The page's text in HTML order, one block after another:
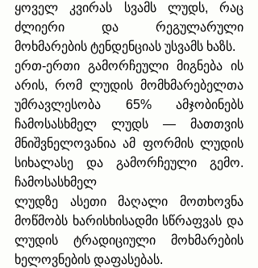
ყოველ კვირას სვამს ლუდს, რაც
ძლიერი და რეგულარული
მოხმარების ტენდენციას უსვამს ხაზს.
ერთ-ერთი გამორჩეული მიგნება ის
არის, რომ ლუდის მომხმარებელთა
უმრავლესობა 65% ამჯობინებს
ჩამოსასხმელ ლუდს — მათთვის
მნიშვნელოვანია ამ ფორმის ლუდის
სიხალასე და გამორჩეული გემო.
ჩამოსასხმელ
ლუდზე ასეთი მაღალი მოთხოვნა
მოწმობს ხარისხისადმი სწრაფვას და
ლუდის ტრადიციული მოხმარების
ხელოვნების დაფასებას.